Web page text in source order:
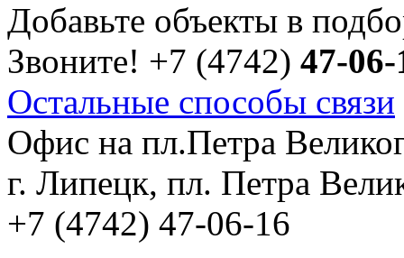
Добавьте объекты в
Звоните! +7 (4742) 47-06-
Остальные способы связи
Офис на пл.Петра
г. Липецк, пл. Петра
+7 (4742) 47-06-16